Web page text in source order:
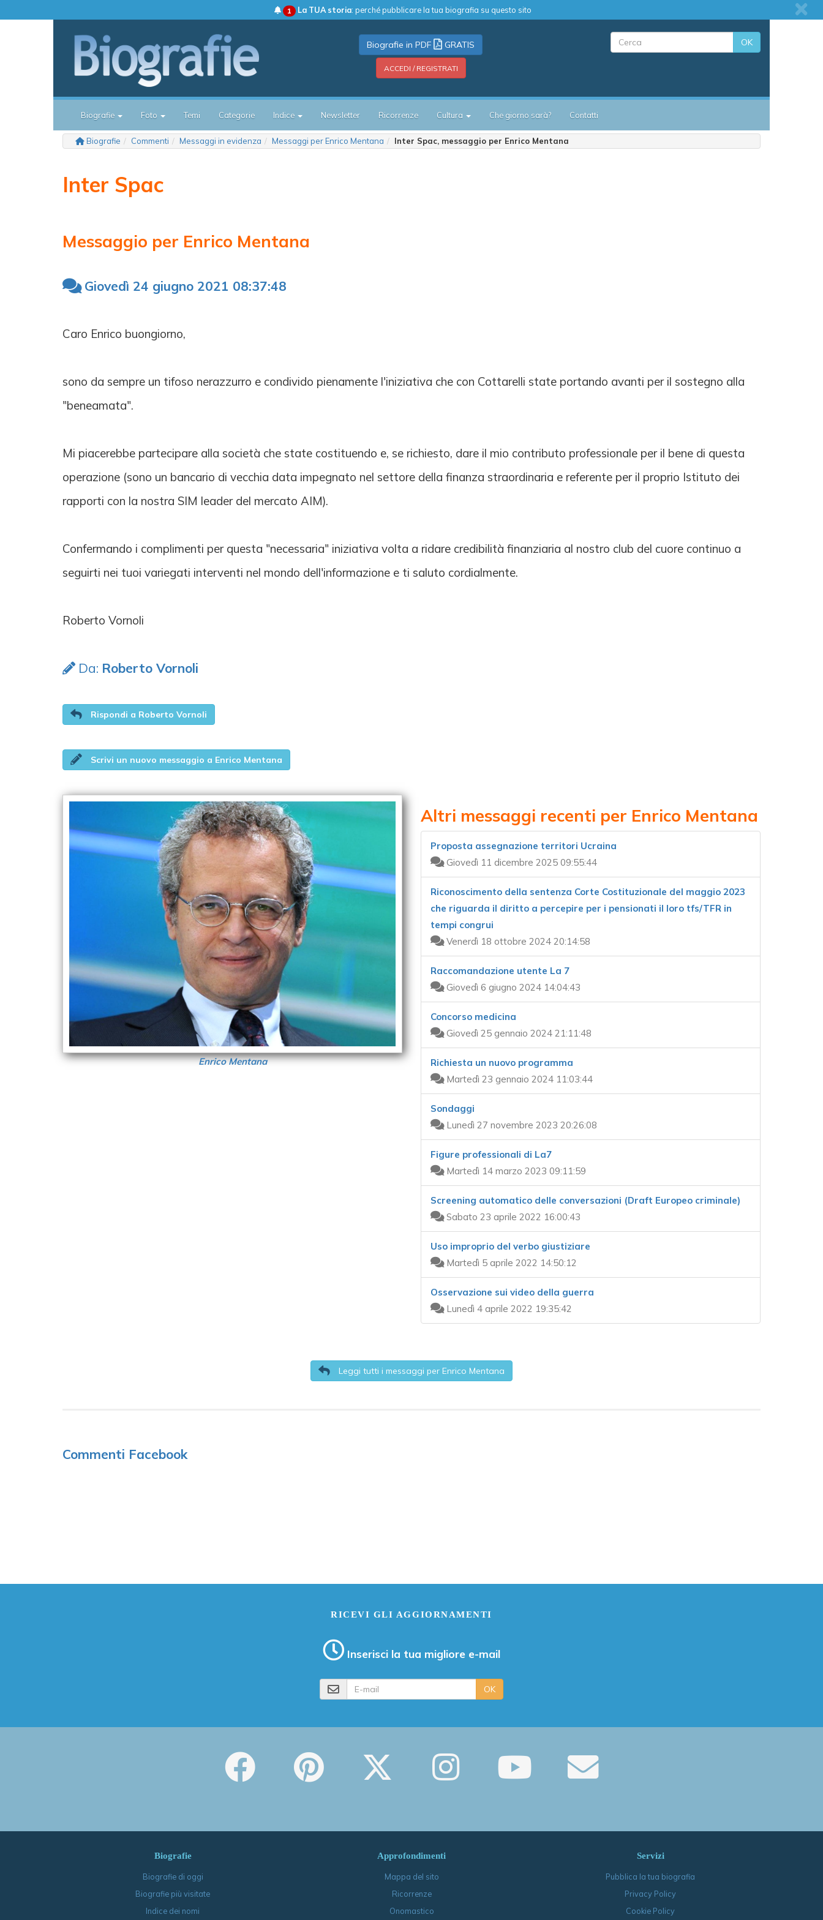
1 La TUA storia: perché pubblicare la tua biografia su questo sito
Biografie in PDF GRATIS
ACCEDI / REGISTRATI
OK
Biografie Foto Temi Categorie Indice Newsletter Ricorrenze Cultura Che giorno sarà? Contatti
Biografie Commenti Messaggi in evidenza Messaggi per Enrico Mentana Inter Spac, messaggio per Enrico Mentana
Inter Spac
Messaggio per Enrico Mentana
Giovedì 24 giugno 2021 08:37:48
Caro Enrico buongiorno,
sono da sempre un tifoso nerazzurro e condivido pienamente l'iniziativa che con Cottarelli state portando avanti per il sostegno alla
"beneamata".
Mi piacerebbe partecipare alla società che state costituendo e, se richiesto, dare il mio contributo professionale per il bene di questa
operazione (sono un bancario di vecchia data impegnato nel settore della finanza straordinaria e referente per il proprio Istituto dei
rapporti con la nostra SIM leader del mercato AIM).
Confermando i complimenti per questa "necessaria" iniziativa volta a ridare credibilità finanziaria al nostro club del cuore continuo a
seguirti nei tuoi variegati interventi nel mondo dell'informazione e ti saluto cordialmente.
Roberto Vornoli
Da: Roberto Vornoli
Rispondi a Roberto Vornoli
Scrivi un nuovo messaggio a Enrico Mentana
Enrico Mentana
Altri messaggi recenti per Enrico Mentana
Proposta assegnazione territori Ucraina
Giovedì 11 dicembre 2025 09:55:44
Riconoscimento della sentenza Corte Costituzionale del maggio 2023
che riguarda il diritto a percepire per i pensionati il loro tfs/TFR in
tempi congrui
Venerdì 18 ottobre 2024 20:14:58
Raccomandazione utente La 7
Giovedì 6 giugno 2024 14:04:43
Concorso medicina
Giovedì 25 gennaio 2024 21:11:48
Richiesta un nuovo programma
Martedì 23 gennaio 2024 11:03:44
Sondaggi
Lunedì 27 novembre 2023 20:26:08
Figure professionali di La7
Martedì 14 marzo 2023 09:11:59
Screening automatico delle conversazioni (Draft Europeo criminale)
Sabato 23 aprile 2022 16:00:43
Uso improprio del verbo giustiziare
Martedì 5 aprile 2022 14:50:12
Osservazione sui video della guerra
Lunedì 4 aprile 2022 19:35:42
Leggi tutti i messaggi per Enrico Mentana
Commenti Facebook
RICEVI GLI AGGIORNAMENTI
Inserisci la tua migliore e-mail
OK
Biografie
Biografie di oggi
Biografie più visitate
Indice dei nomi
Approfondimenti
Mappa del sito
Ricorrenze
Onomastico
Servizi
Pubblica la tua biografia
Privacy Policy
Cookie Policy